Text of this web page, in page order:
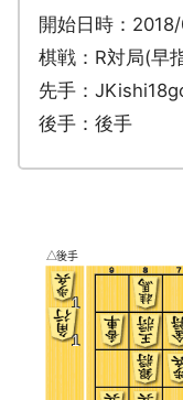
開始日時：
棋戦：R対局(早
先手：
後手：後手